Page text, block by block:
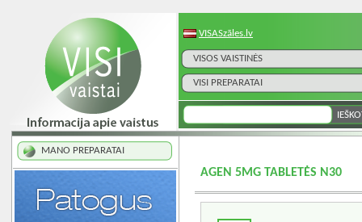
VISASzāles.lv
VISOS VAISTINĖS
VISI PREPARATAI
MANO PREPARATAI
AGEN 5MG TABLETĖS N30